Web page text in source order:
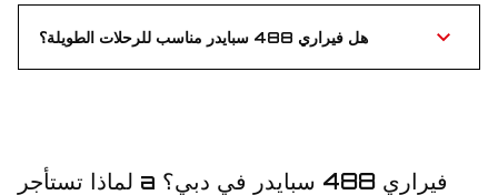
لكل كيلومتر.
هل فيراري 488 سبايدر مناسب للرحلات الطويلة؟
لماذا تستأجر a فيراري 488 سبايدر في دبي؟